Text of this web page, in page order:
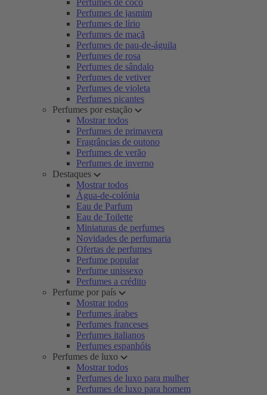
Perfumes de coco
Perfumes de jasmim
Perfumes de lírio
Perfumes de maçã
Perfumes de pau-de-águila
Perfumes de rosa
Perfumes de sândalo
Perfumes de vetiver
Perfumes de violeta
Perfumes picantes
Perfumes por estação
Mostrar todos
Perfumes de primavera
Fragrâncias de outono
Perfumes de verão
Perfumes de inverno
Destaques
Mostrar todos
Água-de-colónia
Eau de Parfum
Eau de Toilette
Miniaturas de perfumes
Novidades de perfumaria
Ofertas de perfumes
Perfume popular
Perfume unissexo
Perfumes a crédito
Perfume por país
Mostrar todos
Perfumes árabes
Perfumes franceses
Perfumes italianos
Perfumes espanhóis
Perfumes de luxo
Mostrar todos
Perfumes de luxo para mulher
Perfumes de luxo para homem